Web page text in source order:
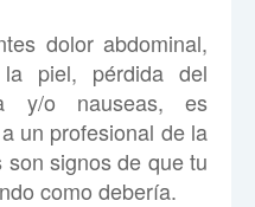
dolor abdominal,
piel, pérdida del
y/o nauseas, es
un profesional de la
signos de que tu
como debería.